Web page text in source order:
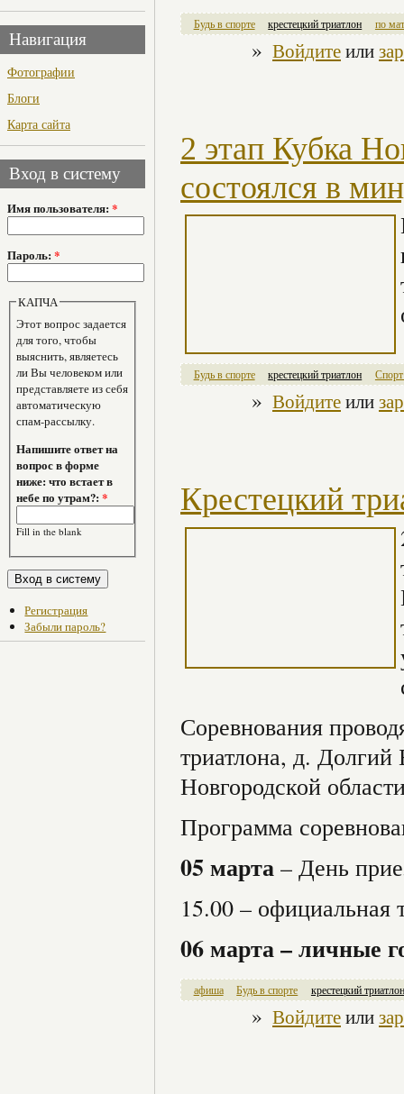
Навигация
Фотографии
Блоги
Карта сайта
Вход в систему
Имя пользователя: *
Пароль: *
КАПЧА
Этот вопрос задается
для того, чтобы
выяснить, являетесь
ли Вы человеком или
представляете из себя
автоматическую
спам-рассылку.
Напишите ответ на
вопрос в форме
ниже: что встает в
небе по утрам?:*
Fill in the blank
Регистрация
Забыли пароль?
Будь в спорте крестецкий триатлон по
» Войдитеили
2 этап Кубка
состоялся в
Будь в спорте крестецкий триатлон
» Войдитеили
Крестецкий
Соревнования
триатлона, д. Долгий
Новгородской
Программа
05 марта – День
15.00 – официальная
06 марта – личные
афиша Будь в спорте крестецкий триатлон
» Войдитеили